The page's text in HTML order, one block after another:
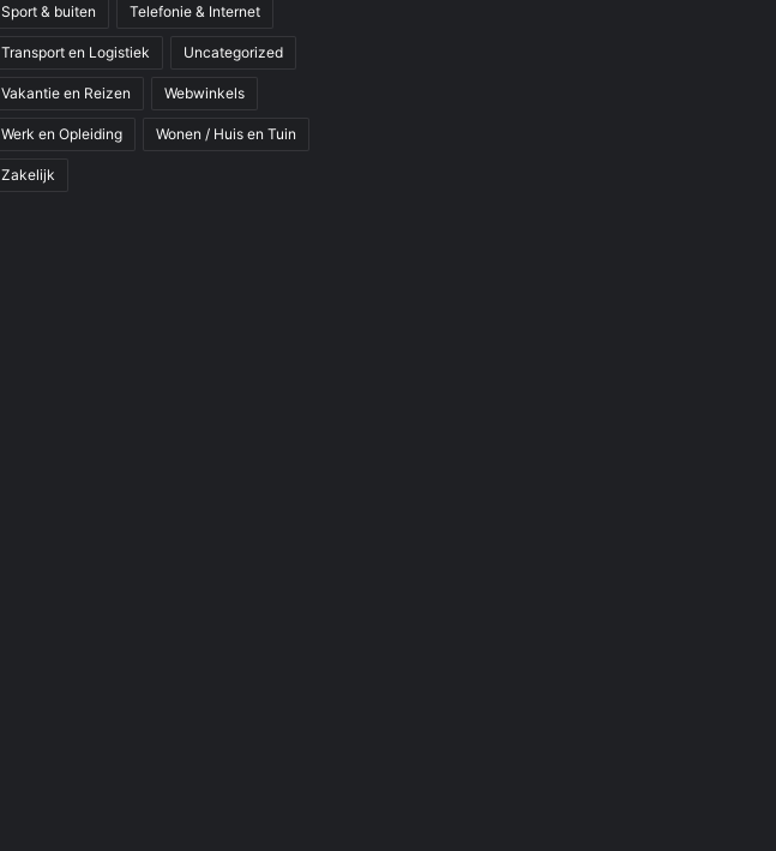
Sport & buiten Telefonie & Internet
Transport en Logistiek Uncategorized
Vakantie en Reizen Webwinkels
Werk en Opleiding Wonen / Huis en Tuin
Zakelijk